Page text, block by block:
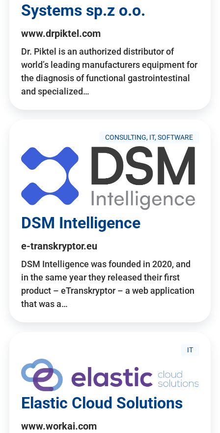
Systems sp.z o.o.
www.drpiktel.com
Dr. Piktel is an authorized distributor of
world’s leading manufacturers equipment for
the diagnosis of functional gastrointestinal
and specialized…
CONSULTING, IT, SOFTWARE
DSM Intelligence
e-transkryptor.eu
DSM Intelligence was founded in 2020, and
in the same year they released their first
product – eTranskryptor – a web application
that was a…
IT
Elastic Cloud Solutions
www.workai.com